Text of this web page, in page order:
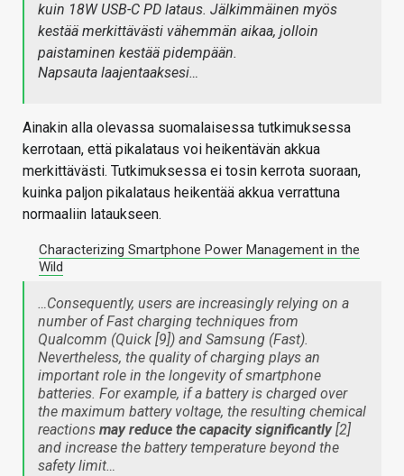
kuin 18W USB-C PD lataus. Jälkimmäinen myös
kestää merkittävästi vähemmän aikaa, jolloin
paistaminen kestää pidempään.
Napsauta laajentaaksesi…
Ainakin alla olevassa suomalaisessa tutkimuksessa
kerrotaan, että pikalataus voi heikentävän akkua
merkittävästi. Tutkimuksessa ei tosin kerrota suoraan,
kuinka paljon pikalataus heikentää akkua verrattuna
normaaliin lataukseen.
Characterizing Smartphone Power Management in the
Wild
…Consequently, users are increasingly relying on a
number of Fast charging techniques from
Qualcomm (Quick [9]) and Samsung (Fast).
Nevertheless, the quality of charging plays an
important role in the longevity of smartphone
batteries. For example, if a battery is charged over
the maximum battery voltage, the resulting chemical
reactions may reduce the capacity significantly[2]
and increase the battery temperature beyond the
safety limit…